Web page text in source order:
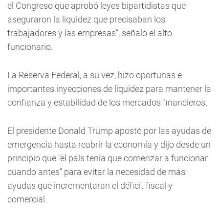
el Congreso que aprobó leyes bipartidistas que
aseguraron la liquidez que precisaban los
trabajadores y las empresas", señaló el alto
funcionario.
La Reserva Federal, a su vez, hizo oportunas e
importantes inyecciones de liquidez para mantener la
confianza y estabilidad de los mercados financieros.
El presidente Donald Trump apostó por las ayudas de
emergencia hasta reabrir la economía y dijo desde un
principio que "el país tenía que comenzar a funcionar
cuando antes" para evitar la necesidad de más
ayudas que incrementaran el déficit fiscal y
comercial.